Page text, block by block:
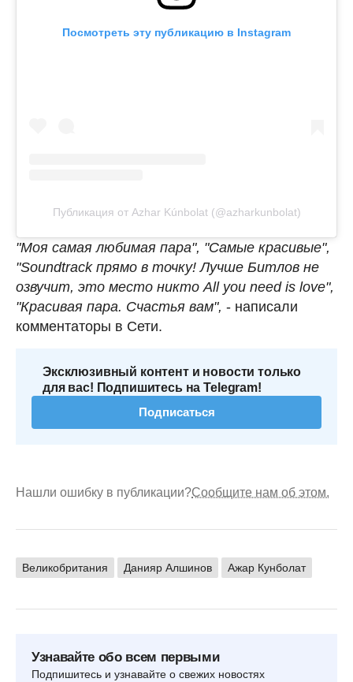
Посмотреть эту публикацию в Instagram
Публикация от Azhar Kúnbolat (@azharkunbolat)
"Моя самая любимая пара", "Самые красивые",
"Soundtrack прямо в точку! Лучше Битлов не
озвучит, это место никто All you need is love",
"Красивая пара. Счастья вам", - написали
комментаторы в Сети.
Эксклюзивный контент и новости только
для вас! Подпишитесь на Telegram!
Подписаться
Нашли ошибку в публикации?Сообщите нам об этом.
Великобритания Данияр Алшинов Ажар Кунболат
Узнавайте обо всем первыми
Подпишитесь и узнавайте о свежих новостях